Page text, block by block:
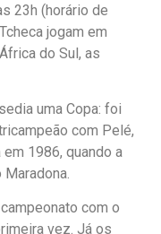
23h (horário de
jogam em
do Sul, as
uma Copa: foi
com Pelé,
1986, quando a
com o
vez. Já os